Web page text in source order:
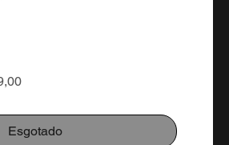
Preço
Esgotado